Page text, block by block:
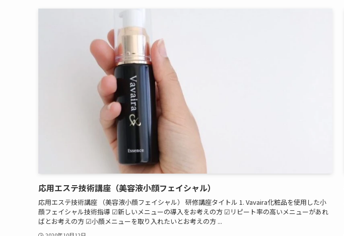
応用エステ技術講座（美容液小顔フェイシャル）
応用エステ技術講座 （美容液小顔フェイシャル） 研修講座タイトル 1. Vavaira化粧品を使用した小
顔フェイシャル技術指導 ☑︎新しいメニューの導入をお考えの方 ☑︎リピート率の高いメニューがあれ
ばとお考えの方 ☑︎小顔メニューを取り入れたいとお考えの方 ...